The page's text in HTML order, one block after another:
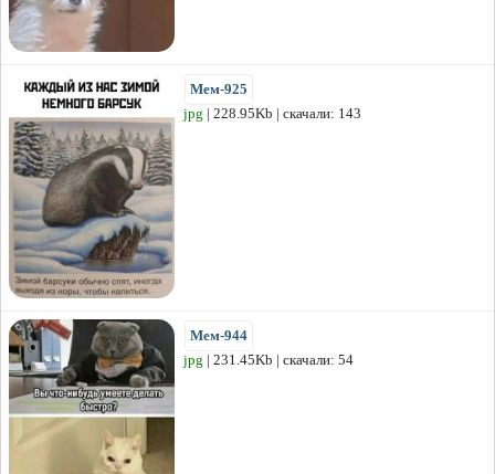
Мем-925
jpg | 228.95Kb | скачали: 143
Мем-944
jpg | 231.45Kb | скачали: 54